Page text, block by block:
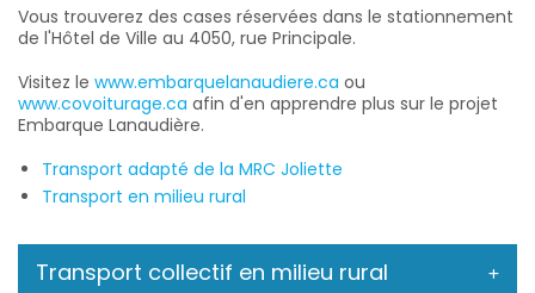
Vous trouverez des cases réservées dans le stationnement
de l'Hôtel de Ville au 4050, rue Principale.
Visitez le www.embarquelanaudiere.ca ou
www.covoiturage.ca afin d'en apprendre plus sur le projet
Embarque Lanaudière.
Transport adapté de la MRC Joliette
Transport en milieu rural
Transport collectif en milieu rural